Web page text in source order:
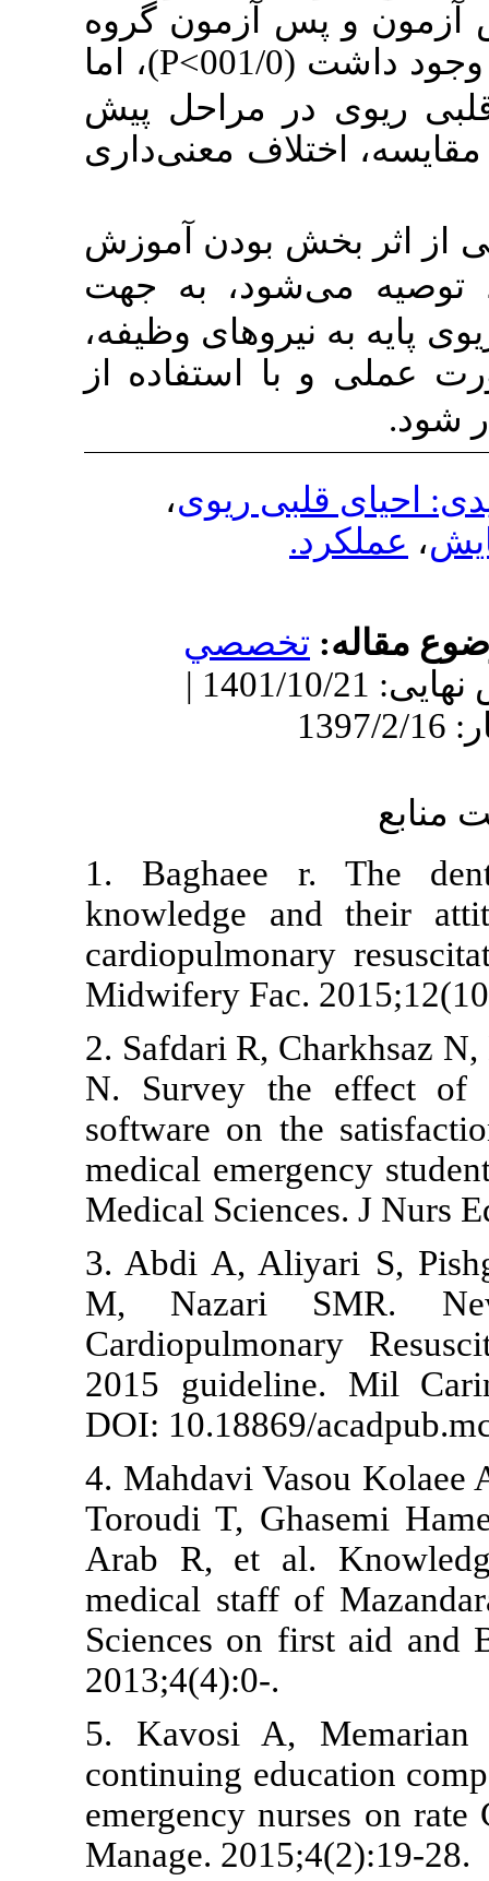
آزمون گروه
P<)، اما
مراحل پیش
معنی
داری
بودن آموزش
به جهت
وظیفه،
استفاده از
ریوی،
دریافت: 1396/8/8 | ویرایش نهایی: 1401/10/21 |
1.
knowledge
Midwifery
2. Safdari R,
N. Survey
software on
medical
Medical
3. Abdi A,
M,
2015
DOI:
4. Mahdavi
Toroudi T,
Arab R, et
medical staff
Sciences on
5. Kavosi
continuing
emergency
Manage.